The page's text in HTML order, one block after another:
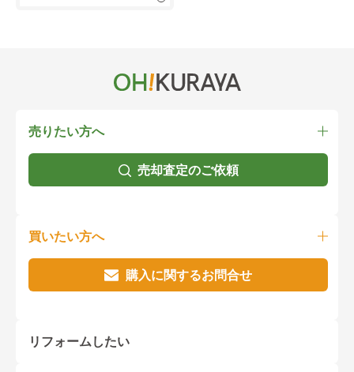
売りたい方へ
売却査定のご依頼
買いたい方へ
購入に関するお問合せ
リフォームしたい